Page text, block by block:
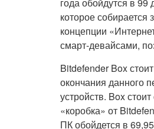
года обойдутся в 99
которое
концепции
смарт-девайсами,
Bitdefender Box
окончания данного
устройств. Box
«коробка» от
ПК обойдется в